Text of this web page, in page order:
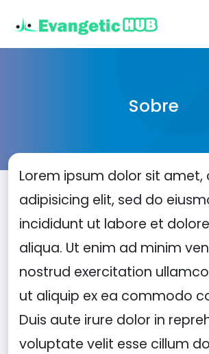
Sobre
Lorem ipsum dolor sit
adipisicing elit, sed do
incididunt ut labore et
aliqua. Ut enim ad minim
nostrud exercitation
ut aliquip ex ea commodo
Duis aute irure dolor in
voluptate velit esse cillum